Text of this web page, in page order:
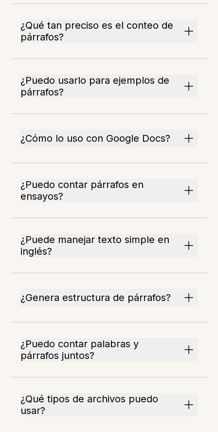
¿Qué tan preciso es el conteo de
párrafos?
¿Puedo usarlo para ejemplos de
párrafos?
¿Cómo lo uso con Google Docs?
¿Puedo contar párrafos en
ensayos?
¿Puede manejar texto simple en
inglés?
¿Genera estructura de párrafos?
¿Puedo contar palabras y
párrafos juntos?
¿Qué tipos de archivos puedo
usar?